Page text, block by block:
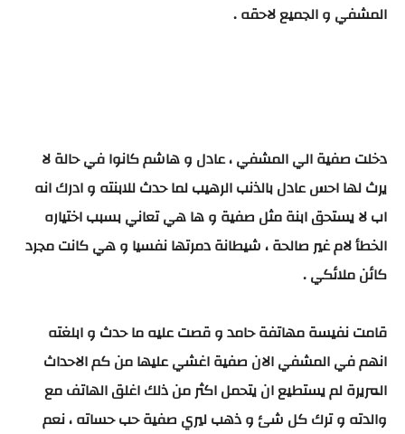
المشفي و الجميع لاحقه .
دخلت صفية الي المشفي ، عادل و هاشم كانوا في حالة لا
يرث لها احس عادل بالذنب الرهيب لما حدث للابنته و ادرك انه
اب لا يستحق ابنة مثل صفية و ها هي تعاني بسبب اختياره
الخطأ لام غير صالحة ، شيطانة دمرتها نفسيا و هي كانت مجرد
كائن ملائكي .
قامت نفيسة مهاتفة حامد و قصت عليه ما حدث و ابلغته
انهم في المشفي الان صفية اغشي عليها من كم الاحداث
المريرة لم يستطيع ان يتحمل اكثر من ذلك اغلق الهاتف مع
والدته و ترك كل شئ و ذهب ليري صفية حب حساته ، نعم